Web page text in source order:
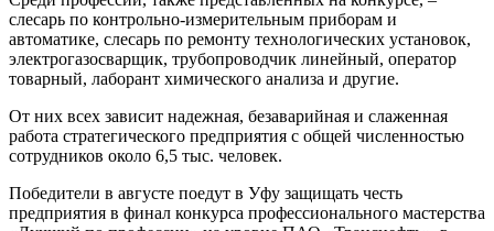
слесарь по контрольно-измерительным приборам и
автоматике, слесарь по ремонту технологических установок,
электрогазосварщик, трубопроводчик линейный, оператор
товарный, лаборант химического анализа и другие.
От них всех зависит надежная, безаварийная и слаженная
работа стратегического предприятия с общей численностью
сотрудников около 6,5 тыс. человек.
Победители в августе поедут в Уфу защищать честь
предприятия в финал конкурса профессионального мастерства